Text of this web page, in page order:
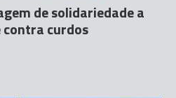
de solidariedade a
curdos